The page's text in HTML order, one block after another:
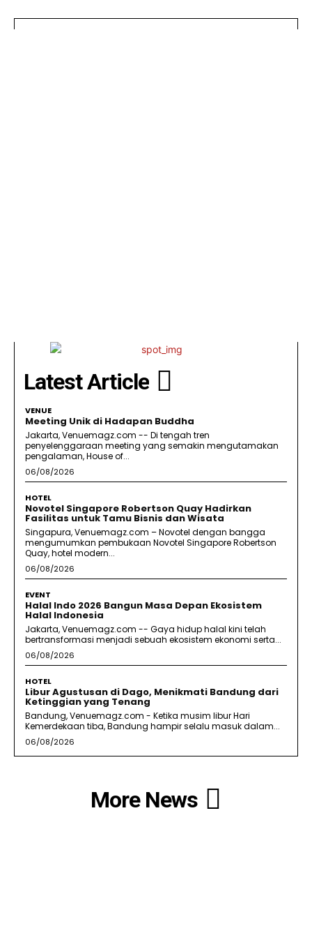
Latest Article
VENUE
Meeting Unik di Hadapan Buddha
Jakarta, Venuemagz.com -- Di tengah tren
penyelenggaraan meeting yang semakin mengutamakan
pengalaman, House of...
06/08/2026
HOTEL
Novotel Singapore Robertson Quay Hadirkan
Fasilitas untuk Tamu Bisnis dan Wisata
Singapura, Venuemagz.com – Novotel dengan bangga
mengumumkan pembukaan Novotel Singapore Robertson
Quay, hotel modern...
06/08/2026
EVENT
Halal Indo 2026 Bangun Masa Depan Ekosistem
Halal Indonesia
Jakarta, Venuemagz.com -- Gaya hidup halal kini telah
bertransformasi menjadi sebuah ekosistem ekonomi serta...
06/08/2026
HOTEL
Libur Agustusan di Dago, Menikmati Bandung dari
Ketinggian yang Tenang
Bandung, Venuemagz.com - Ketika musim libur Hari
Kemerdekaan tiba, Bandung hampir selalu masuk dalam...
06/08/2026
More News